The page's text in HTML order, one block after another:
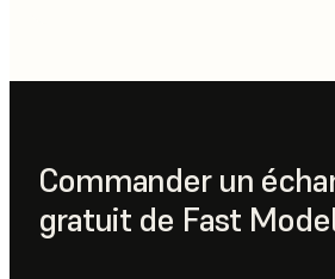
Commander un
gratuit de Fast